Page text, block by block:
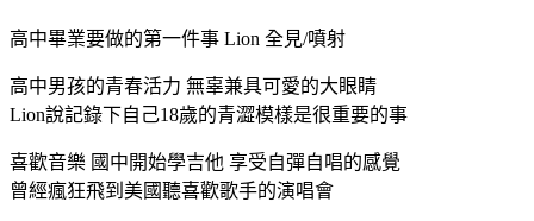
高中畢業要做的第一件事 Lion 全見/噴射
高中男孩的青春活力 無辜兼具可愛的大眼睛
Lion說記錄下自己18歲的青澀模樣是很重要的事
喜歡音樂 國中開始學吉他 享受自彈自唱的感覺
曾經瘋狂飛到美國聽喜歡歌手的演唱會